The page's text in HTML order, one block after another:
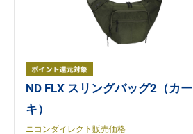
ND FLX スリングバッグ2（カー
キ）
ニコンダイレクト販売価格